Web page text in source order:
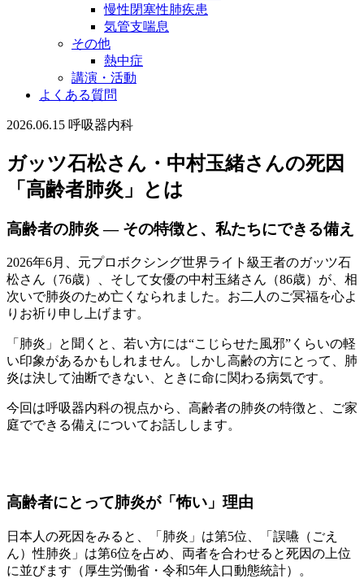
慢性閉塞性肺疾患
気管支喘息
その他
熱中症
講演・活動
よくある質問
2026.06.15 呼吸器内科
ガッツ石松さん・中村玉緒さんの死因
「高齢者肺炎」とは
高齢者の肺炎 ― その特徴と、私たちにできる備え
2026年6月、元プロボクシング世界ライト級王者のガッツ石
松さん（76歳）、そして女優の中村玉緒さん（86歳）が、相
次いで肺炎のため亡くなられました。お二人のご冥福を心よ
りお祈り申し上げます。
「肺炎」と聞くと、若い方には“こじらせた風邪”くらいの軽
い印象があるかもしれません。しかし高齢の方にとって、肺
炎は決して油断できない、ときに命に関わる病気です。
今回は呼吸器内科の視点から、高齢者の肺炎の特徴と、ご家
庭でできる備えについてお話しします。
高齢者にとって肺炎が「怖い」理由
日本人の死因をみると、「肺炎」は第5位、「誤嚥（ごえ
ん）性肺炎」は第6位を占め、両者を合わせると死因の上位
に並びます（厚生労働省・令和5年人口動態統計）。